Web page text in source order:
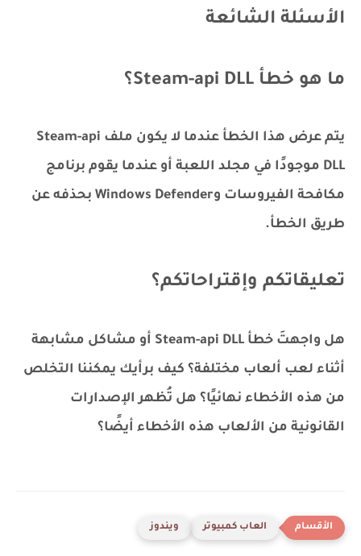
الأسئلة الشائعة
ما هو خطأ Steam-api DLL؟
يتم عرض هذا الخطأ عندما لا يكون ملف Steam-api
DLL موجودًا في مجلد اللعبة أو عندما يقوم برنامج
مكافحة الفيروسات وWindows Defender بحذفه عن
طريق الخطأ.
تعليقاتكم وإقتراحاتكم؟
هل واجهتَ خطأ Steam-api DLL أو مشاكل مشابهة
أثناء لعب ألعاب مختلفة؟ كيف برأيك يمكننا التخلص
من هذه الأخطاء نهائيًا؟ هل تُظهر الإصدارات
القانونية من الألعاب هذه الأخطاء أيضًا؟
العاب كمبيوتر ويندوز